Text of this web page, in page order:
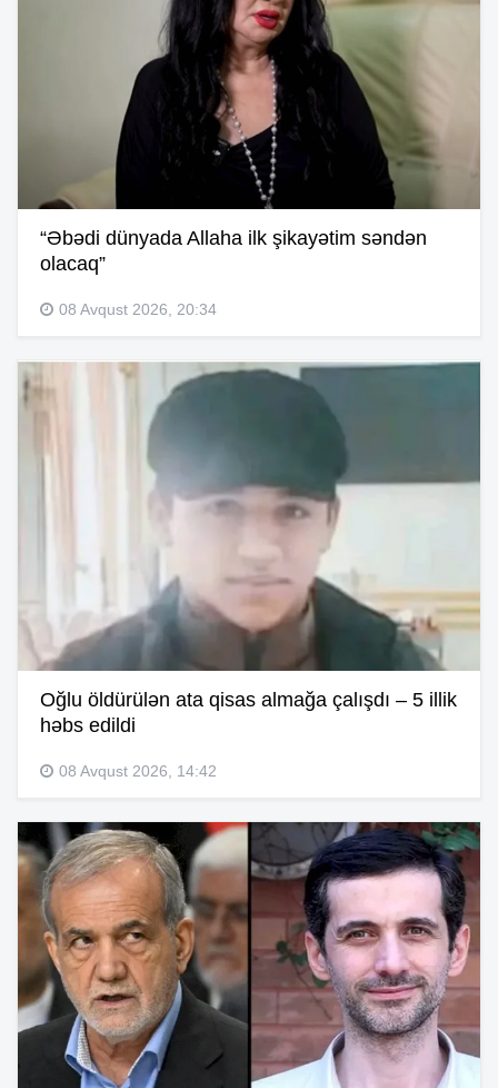
“Əbədi dünyada Allaha ilk şikayətim səndən
olacaq”
08 Avqust 2026, 20:34
Oğlu öldürülən ata qisas almağa çalışdı – 5 illik
həbs edildi
08 Avqust 2026, 14:42